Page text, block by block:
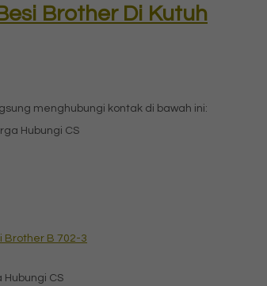
Brother Di Kutuh
menghubungi kontak di bawah ini:
Hubungi CS
Brother B 702-3
Hubungi CS